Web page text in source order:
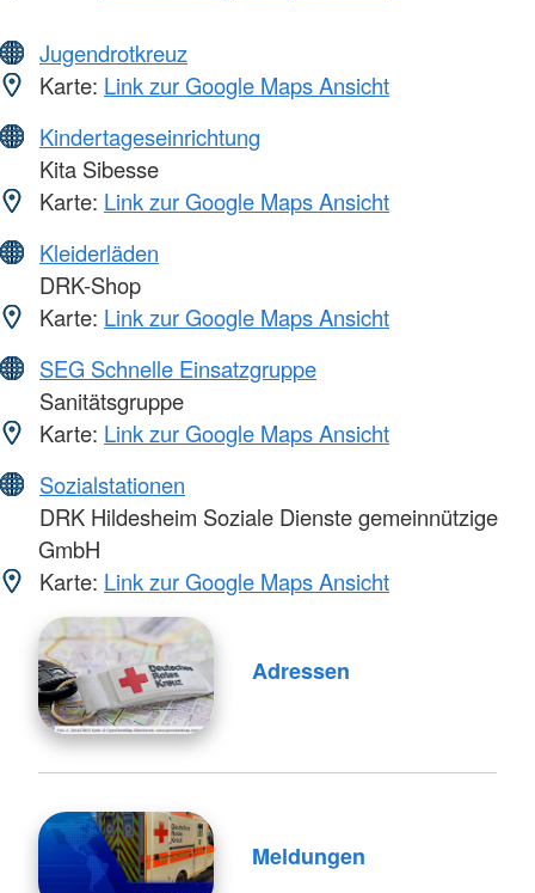
Jugendrotkreuz
Karte: Link zur Google Maps Ansicht
Kindertageseinrichtung
Kita Sibesse
Karte: Link zur Google Maps Ansicht
Kleiderläden
DRK-Shop
Karte: Link zur Google Maps Ansicht
SEG Schnelle Einsatzgruppe
Sanitätsgruppe
Karte: Link zur Google Maps Ansicht
Sozialstationen
DRK Hildesheim Soziale Dienste gemeinnützige
GmbH
Karte: Link zur Google Maps Ansicht
Adressen
Meldungen